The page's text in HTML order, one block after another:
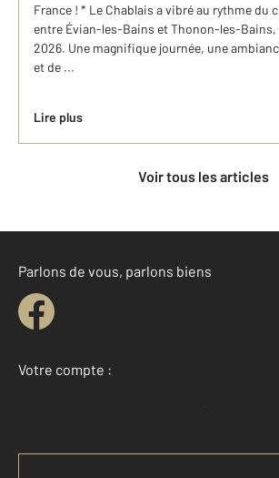
France ! * Le Chablais a vibré au rythme du
entre Évian-les-Bains et Thonon-les-Bains,
2026. Une magnifique journée, une
et de ...
Lire plus
Voir tous les articles
Parlons de vous, parlons biens
Votre compte :
Accéder à mon compte